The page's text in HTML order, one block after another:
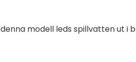
modell leds spillvatten ut